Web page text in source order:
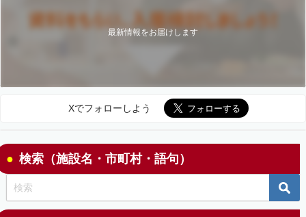
最新情報をお届けします
Xでフォローしよう
検索（施設名・市町村・語句）